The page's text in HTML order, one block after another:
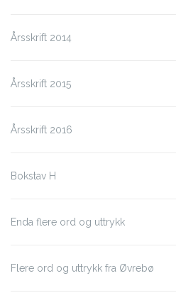
Årsskrift 2014
Årsskrift 2015
Årsskrift 2016
Bokstav H
Enda flere ord og uttrykk
Flere ord og uttrykk fra Øvrebø